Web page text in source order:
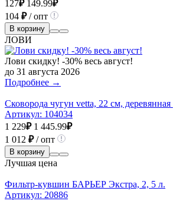
127₽ 149.99₽
104 ₽/ опт
В корзину
ЛОВИ
Лови скидку! -30% весь август!
до 31 августа 2026
Подробнее →
Сковорода чугун vetta, 22 см, деревянная
Артикул: 104034
1 229₽ 1 445.99₽
1 012 ₽/ опт
В корзину
Лучшая цена
Фильтр-кувшин БАРЬЕР Экстра, 2, 5 л.
Артикул: 20886